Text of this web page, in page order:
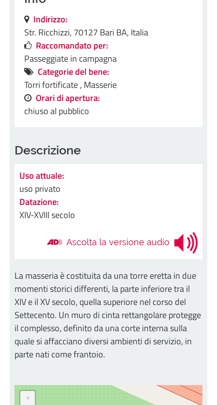
Indirizzo:
Str. Ricchizzi, 70127 Bari BA, Italia
Raccomandato per:
Passeggiate in campagna
Categorie del bene:
Torri fortificate , Masserie
Orari di apertura:
chiuso al pubblico
Descrizione
Uso attuale:
uso privato
Datazione:
XIV-XVIII secolo
Ascolta la versione audio
La masseria è costituita da una torre eretta in due
momenti storici differenti, la parte inferiore tra il
XIV e il XV secolo, quella superiore nel corso del
Settecento. Un muro di cinta rettangolare protegge
il complesso, definito da una corte interna sulla
quale si affacciano diversi ambienti di servizio, in
parte nati come frantoio.
+